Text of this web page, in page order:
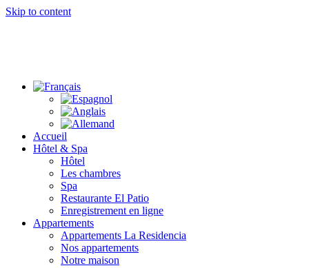
Skip to content
Accueil
Hôtel & Spa
Hôtel
Les chambres
Spa
Restaurante El Patio
Enregistrement en ligne
Appartements
Appartements La Residencia
Nos appartements
Notre maison